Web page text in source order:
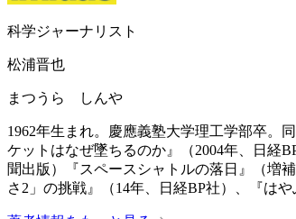
科学ジャーナリスト
松浦晋也
まつうら しんや
1962年生まれ。慶應義塾大学理工学部卒。
ケットはなぜ墜ちるのか』（2004年、日経
聞出版）『スペースシャトルの落日』（増
さ2」の挑戦』（14年、日経BP社）、『は